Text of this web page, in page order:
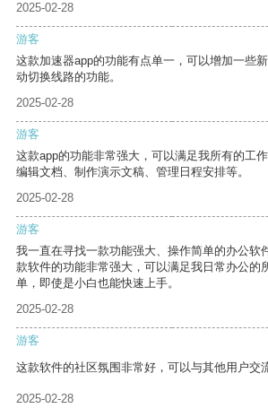
2025-02-28
游客
这款加速器app的功能有点单一，可以增加一些
动切换线路的功能。
2025-02-28
游客
这款app的功能非常强大，可以满足我所有的工
编辑文档、制作演示文稿、管理日程安排等。
2025-02-28
游客
我一直在寻找一款功能强大、操作简单的办公软
款软件的功能非常强大，可以满足我日常办公的
单，即使是小白也能快速上手。
2025-02-28
游客
这款软件的社区氛围非常好，可以与其他用户交
2025-02-28